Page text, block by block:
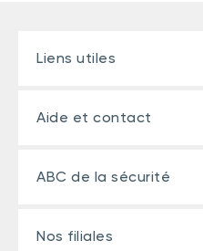
Liens utiles
Aide et contact
ABC de la sécurité
Nos filiales